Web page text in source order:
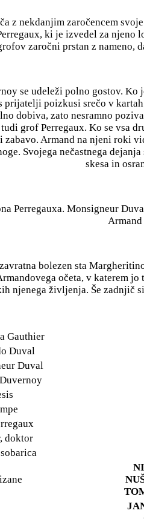
z nekdanjim zaročencem
ki je izvedel za njeno
zaročni prstan z nameno,
se udeleži polno gostov.
prijatelji poizkusi srečo v
dobiva, zato nesramno
grof Perregaux. Ko se vsa
zabavo. Armand na njeni
Svojega nečastnega
skesa in
Perregauxa. Monsigneur
bolezen sta
očeta, v katerem
njenega življenja. Še zadnjič
Gauthier
Duval
Duval
doktor